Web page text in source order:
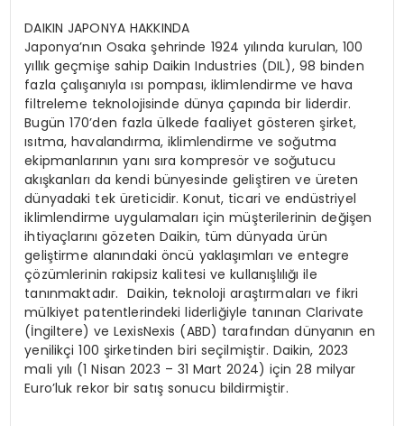
DAIKIN JAPONYA HAKKINDA
Japonya’nın Osaka şehrinde 1924 yılında kurulan, 100
yıllık geçmişe sahip Daikin Industries (DIL), 98 binden
fazla çalışanıyla ısı pompası, iklimlendirme ve hava
filtreleme teknolojisinde dünya çapında bir liderdir.
Bugün 170’den fazla ülkede faaliyet gösteren şirket,
ısıtma, havalandırma, iklimlendirme ve soğutma
ekipmanlarının yanı sıra kompresör ve soğutucu
akışkanları da kendi bünyesinde geliştiren ve üreten
dünyadaki tek üreticidir. Konut, ticari ve endüstriyel
iklimlendirme uygulamaları için müşterilerinin değişen
ihtiyaçlarını gözeten Daikin, tüm dünyada ürün
geliştirme alanındaki öncü yaklaşımları ve entegre
çözümlerinin rakipsiz kalitesi ve kullanışlılığı ile
tanınmaktadır. Daikin, teknoloji araştırmaları ve fikri
mülkiyet patentlerindeki liderliğiyle tanınan Clarivate
(İngiltere) ve LexisNexis (ABD) tarafından dünyanın en
yenilikçi 100 şirketinden biri seçilmiştir. Daikin, 2023
mali yılı (1 Nisan 2023 – 31 Mart 2024) için 28 milyar
Euro’luk rekor bir satış sonucu bildirmiştir.